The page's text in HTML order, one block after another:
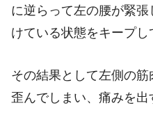
に逆らって左の腰が緊
けている状態をキープし
その結果として左側の
歪んでしまい、痛みを出